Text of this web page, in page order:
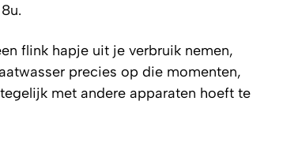
flink hapje uit je verbruik nemen,
precies op die momenten,
met andere apparaten hoeft te